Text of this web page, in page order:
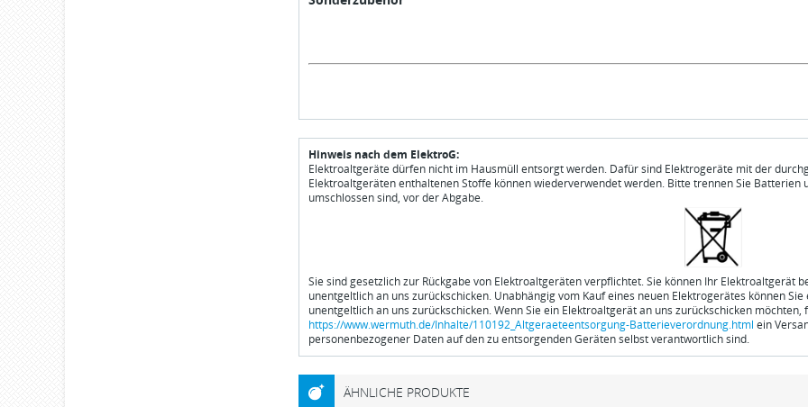
Hinweis nach dem ElektroG:
Elektroaltgeräte dürfen nicht im Hausmüll entsorgt werden. Dafür sind Elektrogeräte mit der
Elektroaltgeräten enthaltenen Stoffe können wiederverwendet werden. Bitte trennen Sie
umschlossen sind, vor der Abgabe.
Sie sind gesetzlich zur Rückgabe von Elektroaltgeräten verpflichtet. Sie können Ihr Elektroaltgerät
unentgeltlich an uns zurückschicken. Unabhängig vom Kauf eines neuen Elektrogerätes können
unentgeltlich an uns zurückschicken. Wenn Sie ein Elektroaltgerät an uns zurückschicken
https://www.wermuth.de/Inhalte/110192_Altgeraeteentsorgung-Batterieverordnung.html ein
personenbezogener Daten auf den zu entsorgenden Geräten selbst verantwortlich sind.
ÄHNLICHE PRODUKTE